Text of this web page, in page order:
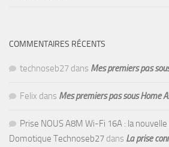
COMMENTAIRES RÉCENTS
technoseb27 dans Mes premiers pas
Felix dans Mes premiers pas sous Home
Prise NOUS A8M Wi-Fi 16A : la
Domotique Technoseb27 dans La prise